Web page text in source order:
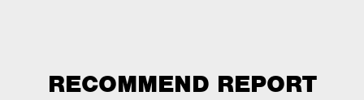
RECOMMEND REPORT